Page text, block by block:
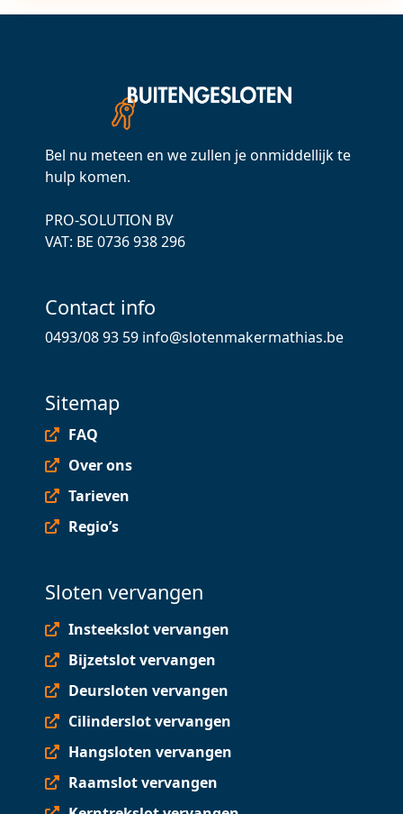
Bel nu meteen en we zullen je onmiddellijk te
hulp komen.
PRO-SOLUTION BV
VAT: ВЕ 0736 938 296
Contact info
0493/08 93 59 info@slotenmakermathias.be
Sitemap
FAQ
Over ons
Tarieven
Regio’s
Sloten vervangen
Insteekslot vervangen
Bijzetslot vervangen
Deursloten vervangen
Cilinderslot vervangen
Hangsloten vervangen
Raamslot vervangen